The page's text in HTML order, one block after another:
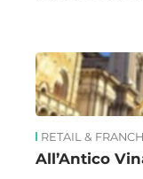
RETAIL &
All’Antico